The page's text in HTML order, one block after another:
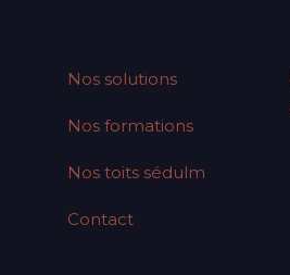
Nos solutions
Nos formations
Nos toits sédulm
Contact